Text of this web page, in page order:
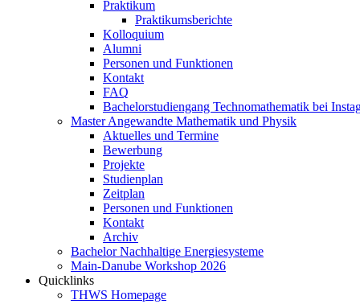
Praktikum
Praktikumsberichte
Kolloquium
Alumni
Personen und Funktionen
Kontakt
FAQ
Bachelorstudiengang Technomathematik bei
Master Angewandte Mathematik und Physik
Aktuelles und Termine
Bewerbung
Projekte
Studienplan
Zeitplan
Personen und Funktionen
Kontakt
Archiv
Bachelor Nachhaltige Energiesysteme
Main-Danube Workshop 2026
Quicklinks
THWS Homepage